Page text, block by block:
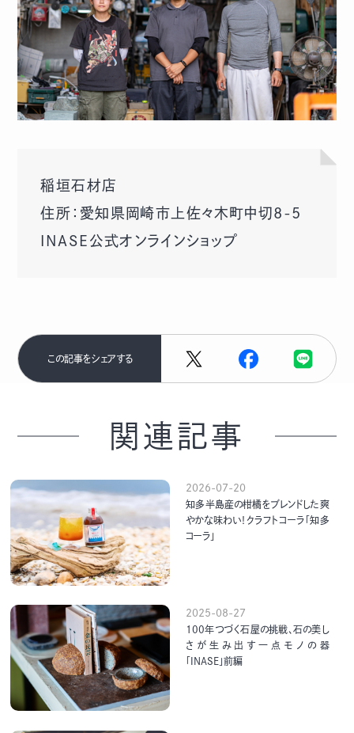
稲垣石材店
住所：愛知県岡崎市上佐々木町中切8-5
INASE公式オンラインショップ
この記事をシェアする
関連記事
2026-07-20
知多半島産の柑橘をブレンドした爽
やかな味わい！クラフトコーラ「知多
コーラ」
2025-08-27
100年つづく石屋の挑戦、石の美し
さが生み出す一点モノの器
「INASE」前編